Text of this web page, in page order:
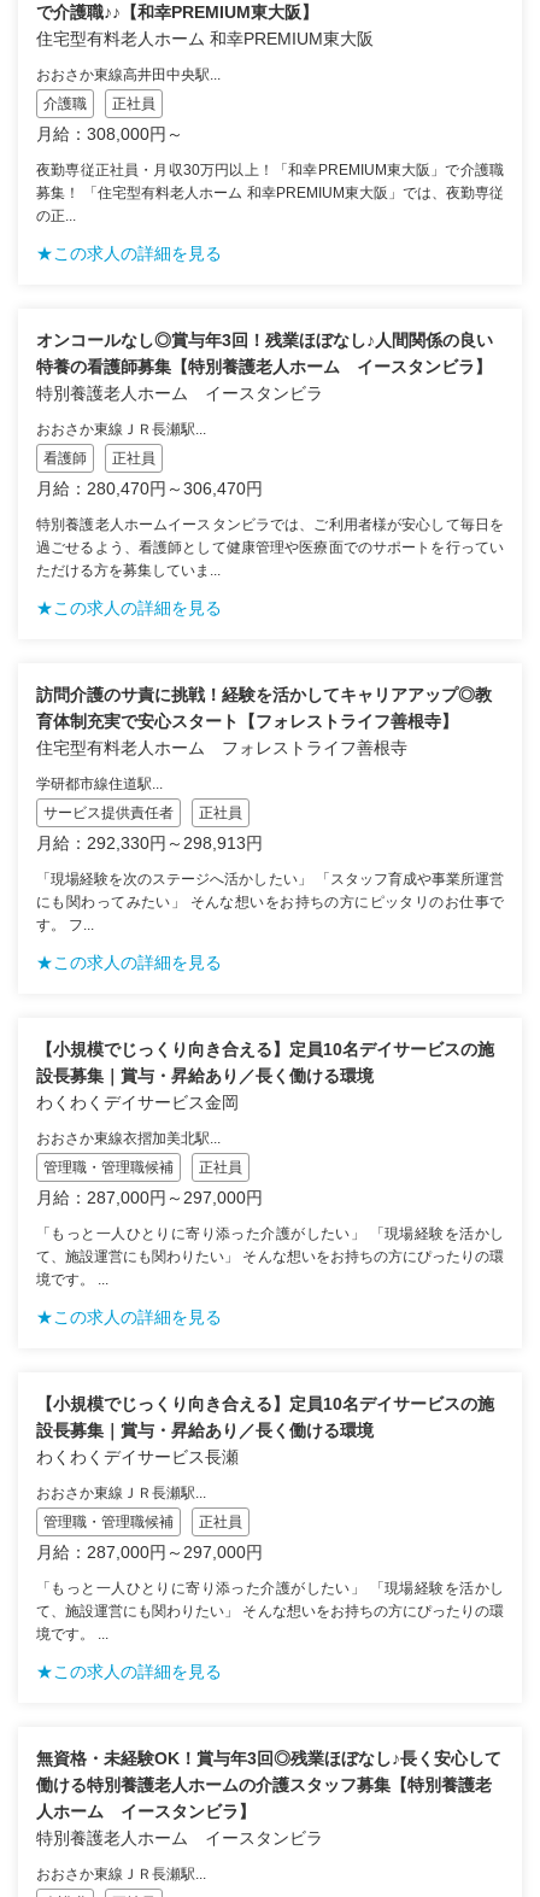
で介護職♪♪【和幸PREMIUM東大阪】
住宅型有料老人ホーム 和幸PREMIUM東大阪
おおさか東線高井田中央駅...
介護職
正社員
月給：308,000円～
夜勤専従正社員・月収30万円以上！「和幸PREMIUM東大阪」で介護職
募集！ 「住宅型有料老人ホーム 和幸PREMIUM東大阪」では、夜勤専従
の正...
★この求人の詳細を見る
オンコールなし◎賞与年3回！残業ほぼなし♪人間関係の良い
特養の看護師募集【特別養護老人ホーム イースタンビラ】
特別養護老人ホーム イースタンビラ
おおさか東線ＪＲ長瀬駅...
看護師
正社員
月給：280,470円～306,470円
特別養護老人ホームイースタンビラでは、ご利用者様が安心して毎日を
過ごせるよう、看護師として健康管理や医療面でのサポートを行ってい
ただける方を募集していま...
★この求人の詳細を見る
訪問介護のサ責に挑戦！経験を活かしてキャリアアップ◎教
育体制充実で安心スタート【フォレストライフ善根寺】
住宅型有料老人ホーム フォレストライフ善根寺
学研都市線住道駅...
サービス提供責任者
正社員
月給：292,330円～298,913円
「現場経験を次のステージへ活かしたい」 「スタッフ育成や事業所運営
にも関わってみたい」 そんな想いをお持ちの方にピッタリのお仕事で
す。 フ...
★この求人の詳細を見る
【小規模でじっくり向き合える】定員10名デイサービスの施
設長募集｜賞与・昇給あり／長く働ける環境
わくわくデイサービス金岡
おおさか東線衣摺加美北駅...
管理職・管理職候補
正社員
月給：287,000円～297,000円
「もっと一人ひとりに寄り添った介護がしたい」 「現場経験を活かし
て、施設運営にも関わりたい」 そんな想いをお持ちの方にぴったりの環
境です。 ...
★この求人の詳細を見る
【小規模でじっくり向き合える】定員10名デイサービスの施
設長募集｜賞与・昇給あり／長く働ける環境
わくわくデイサービス長瀬
おおさか東線ＪＲ長瀬駅...
管理職・管理職候補
正社員
月給：287,000円～297,000円
「もっと一人ひとりに寄り添った介護がしたい」 「現場経験を活かし
て、施設運営にも関わりたい」 そんな想いをお持ちの方にぴったりの環
境です。 ...
★この求人の詳細を見る
無資格・未経験OK！賞与年3回◎残業ほぼなし♪長く安心して
働ける特別養護老人ホームの介護スタッフ募集【特別養護老
人ホーム イースタンビラ】
特別養護老人ホーム イースタンビラ
おおさか東線ＪＲ長瀬駅...